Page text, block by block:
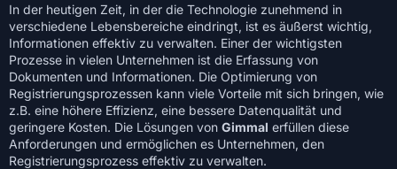
In der heutigen Zeit, in der die Technologie zunehmend in
verschiedene Lebensbereiche eindringt, ist es äußerst wichtig,
Informationen effektiv zu verwalten. Einer der wichtigsten
Prozesse in vielen Unternehmen ist die Erfassung von
Dokumenten und Informationen. Die Optimierung von
Registrierungsprozessen kann viele Vorteile mit sich bringen, wie
z.B. eine höhere Effizienz, eine bessere Datenqualität und
geringere Kosten. Die Lösungen von Gimmal erfüllen diese
Anforderungen und ermöglichen es Unternehmen, den
Registrierungsprozess effektiv zu verwalten.